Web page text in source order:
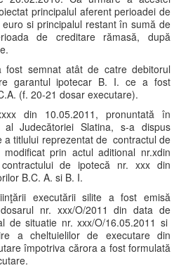
principalul aferent perioadei de
si principalul restant în sumă de
de creditare rămasă, după
fost semnat atât de catre debitorul
garantul ipotecar B. I. ce a fost
(f. 20-21 dosar executare).
din 10.05.2011, pronuntată în
al Judecătoriei Slatina, s-a dispus
a titlului reprezentat de contractul de
prin actul aditional nr.xdin
de ipotecă nr. xxx din
B.C. A. si B. I.
executării silite a fost emisă
nr. xxx/O/2011 din data de
de situatie nr. xxx/O/16.05.2011 si
a cheltuielilor de executare din
împotriva cărora a fost formulată